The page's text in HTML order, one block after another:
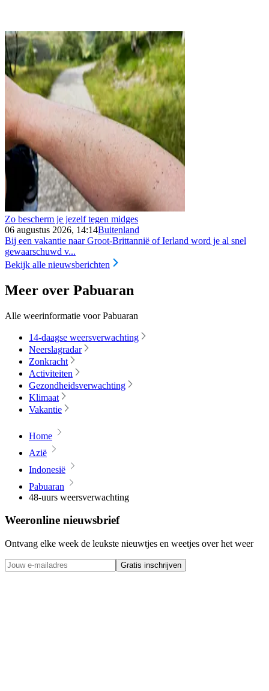
Zo bescherm je jezelf tegen midges
06 augustus 2026, 14:14Buitenland
Bij een vakantie naar Groot-Brittannië of Ierland word je al snel
gewaarschuwd v...
Bekijk alle nieuwsberichten
Meer over Pabuaran
Alle weerinformatie voor Pabuaran
14-daagse weersverwachting
Neerslagradar
Zonkracht
Activiteiten
Gezondheidsverwachting
Klimaat
Vakantie
Home
Azië
Indonesië
Pabuaran
48-uurs weersverwachting
Weeronline nieuwsbrief
Ontvang elke week de leukste nieuwtjes en weetjes over het weer
Gratis inschrijven